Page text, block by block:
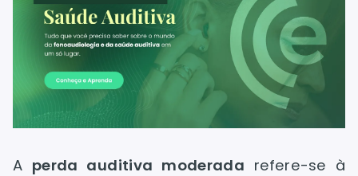
A perda auditiva moderada refere-se à